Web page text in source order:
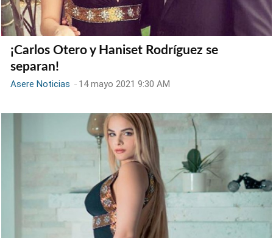
¡Carlos Otero y Haniset Rodríguez se
separan!
Asere Noticias - 14 mayo 2021 9:30 AM